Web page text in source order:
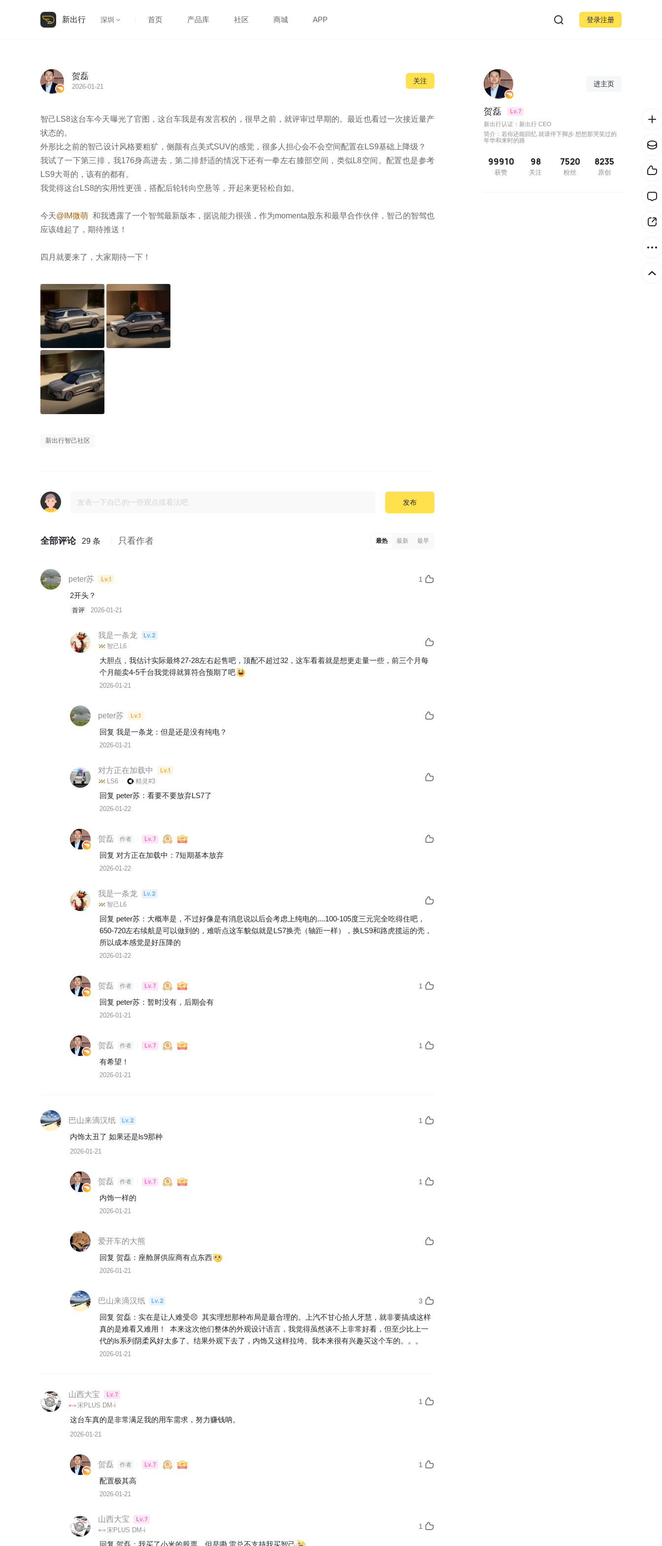
新出行 深圳 首页 产品库 社区 商城 APP 登录注册
贺磊
2026-01-21
关注
智己LS8这台车今天曝光了官图，这台车我是有发言权的，很早之前，就评审过早期的。最近也看过一次接近量产
状态的。
外形比之前的智己设计风格要粗犷，侧颜有点美式SUV的感觉，很多人担心会不会空间配置在LS9基础上降级？
我试了一下第三排，我176身高进去，第二排舒适的情况下还有一拳左右膝部空间，类似L8空间。配置也是参考
LS9大哥的，该有的都有。
我觉得这台LS8的实用性更强，搭配后轮转向空悬等，开起来更轻松自如。
今天@IM微萌
  和我透露了一个智驾最新版本，据说能力很强，作为momenta股东和最早合作伙伴，智己的智驾也
应该雄起了，期待推送！
四月就要来了，大家期待一下！
新出行智己社区
发布
全部评论 29 条 只看作者 最热 最新 最早
peter苏 Lv.1 1
2开头？
首评 2026-01-21
我是一条龙 Lv.2
智己L6
大胆点，我估计实际最终27-28左右起售吧，顶配不超过32，这车看着就是想更走量一些，前三个月每
个月能卖4-5千台我觉得就算符合预期了吧
2026-01-21
peter苏
Lv.1
回复 我是一条龙 ： 但是还是没有纯电？
2026-01-21
对方正在加载中 Lv.1
LS6 精灵#3
回复 peter苏 ： 看要不要放弃LS7了
2026-01-22
贺磊 作者
Lv.7
回复 对方正在加载中 ： 7短期基本放弃
2026-01-22
我是一条龙 Lv.2
智己L6
回复 peter苏 ： 大概率是，不过好像是有消息说以后会考虑上纯电的....100-105度三元完全吃得住吧，
650-720左右续航是可以做到的，难听点这车貌似就是LS7换壳（轴距一样），换LS9和路虎揽运的壳，
所以成本感觉是好压降的
2026-01-22
贺磊 作者 Lv.7 1
回复 peter苏 ： 暂时没有，后期会有
2026-01-21
贺磊 作者 Lv.7 1
有希望！
2026-01-21
巴山来滴汉纸 Lv.2 1
内饰太丑了 如果还是ls9那种
2026-01-21
贺磊 作者 Lv.7 1
内饰一样的
2026-01-21
爱开车的大熊
回复 贺磊 ： 座舱屏供应商有点东西
2026-01-21
巴山来滴汉纸 Lv.2 3
回复 贺磊 ： 实在是让人难受😣  其实理想那种布局是最合理的。上汽不甘心拾人牙慧，就非要搞成这样
真的是难看又难用！  本来这次他们整体的外观设计语言，我觉得虽然谈不上非常好看，但至少比上一
代的ls系列阴柔风好太多了。结果外观下去了，内饰又这样拉垮。我本来很有兴趣买这个车的。。。
2026-01-21
山西大宝 Lv.7
宋PLUS DM-i 1
这台车真的是非常满足我的用车需求，努力赚钱呐。
2026-01-21
贺磊 作者 Lv.7 1
配置极其高
2026-01-21
山西大宝 Lv.7
宋PLUS DM-i 1
回复 贺磊 ： 我买了小米的股票，但是嘞 雷总不支持我买智己
进主页
贺磊 Lv.7
新出行认证：新出行 CEO
简介：若你还能回忆 就请停下脚步 想想那哭笑过的
年华和来时的路
99910
获赞
98
关注
7520
粉丝
8235
原创